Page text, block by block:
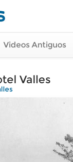
Videos Antiguos
Valles